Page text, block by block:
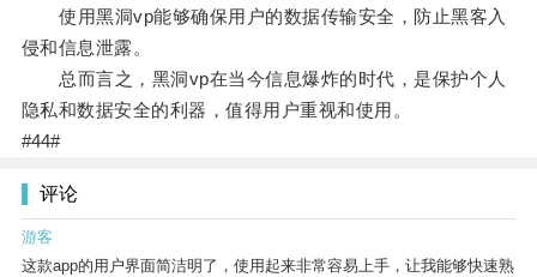
使用黑洞vp能够确保用户的数据传输安全，防止黑客入
侵和信息泄露。
总而言之，黑洞vp在当今信息爆炸的时代，是保护个人
隐私和数据安全的利器，值得用户重视和使用。
#44#
评论
游客
这款app的用户界面简洁明了，使用起来非常容易上手，让我能够快速熟